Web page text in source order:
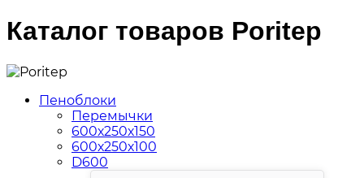
Каталог товаров Poritep
Пеноблоки
Перемычки
600х250х150
600х250х100
D600